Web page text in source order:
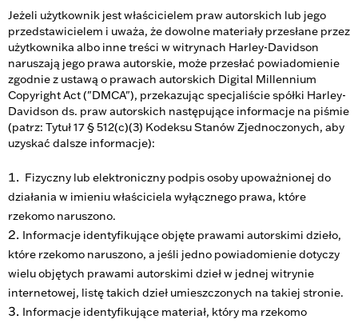
Jeżeli użytkownik jest właścicielem praw autorskich lub jego
przedstawicielem i uważa, że dowolne materiały przesłane przez
użytkownika albo inne treści w witrynach Harley-Davidson
naruszają jego prawa autorskie, może przesłać powiadomienie
zgodnie z ustawą o prawach autorskich Digital Millennium
Copyright Act ("DMCA"), przekazując specjaliście spółki Harley-
Davidson ds. praw autorskich następujące informacje na piśmie
(patrz: Tytuł 17 § 512(c)(3) Kodeksu Stanów Zjednoczonych, aby
uzyskać dalsze informacje):
Fizyczny lub elektroniczny podpis osoby upoważnionej do
działania w imieniu właściciela wyłącznego prawa, które
rzekomo naruszono.
Informacje identyfikujące objęte prawami autorskimi dzieło,
które rzekomo naruszono, a jeśli jedno powiadomienie dotyczy
wielu objętych prawami autorskimi dzieł w jednej witrynie
internetowej, listę takich dzieł umieszczonych na takiej stronie.
Informacje identyfikujące materiał, który ma rzekomo